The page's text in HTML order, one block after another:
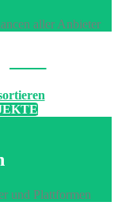
aller Anbieter
und Plattformen